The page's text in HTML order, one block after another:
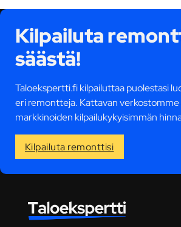
Kilpailuta
säästä!
Taloekspertti.fi kilpailuttaa puolestasi
eri remontteja. Kattavan verkostomme
markkinoiden kilpailukykyisimmän
Kilpailuta remonttisi